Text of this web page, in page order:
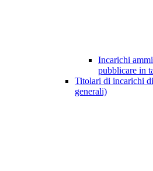
Incarichi
pubblicare in
Titolari di incarichi
generali)